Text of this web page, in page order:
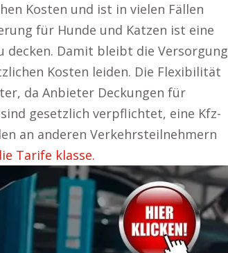
Kosten und ist in vielen Fällen
für Hunde und Katzen ist eine
Damit bleibt die Versorgung
Kosten leiden. Die Flexibilität
da Anbieter Deckungen für
gesetzlich verpflichtet, eine Kfz-
an anderen Verkehrsteilnehmern
Tarife klasse.